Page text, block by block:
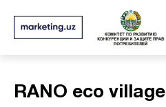
RANO eco village